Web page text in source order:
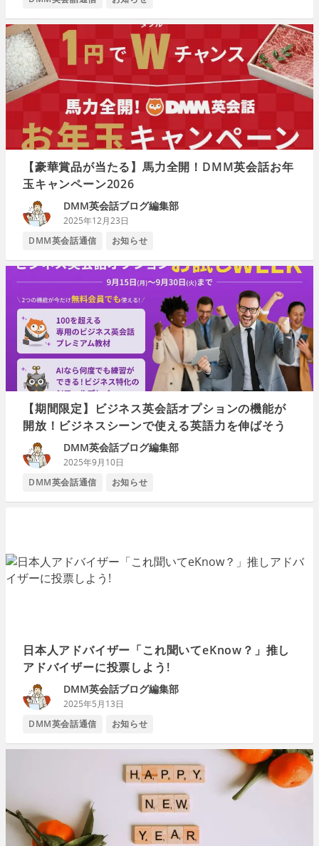
【豪華賞品が当たる】馬力全開！DMM英会話お年
玉キャンペーン2026
DMM英会話ブログ編集部
2025年12月23日
DMM英会話通信
お知らせ
【期間限定】ビジネス英会話オプションの機能が
開放！ビジネスシーンで使える英語力を伸ばそう
DMM英会話ブログ編集部
2025年9月10日
DMM英会話通信
お知らせ
日本人アドバイザー「これ聞いてeKnow？」推し
アドバイザーに投票しよう!
DMM英会話ブログ編集部
2025年5月13日
DMM英会話通信
お知らせ